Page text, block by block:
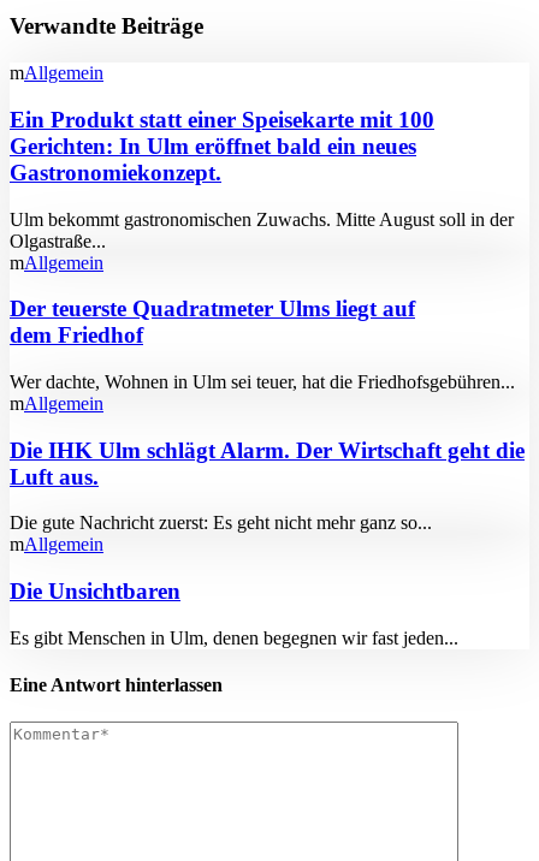
Verwandte Beiträge
Allgemein
Ein Produkt statt einer Speisekarte mit 100
Gerichten: In Ulm eröffnet bald ein neues
Gastronomiekonzept.
Ulm bekommt gastronomischen Zuwachs. Mitte August soll in der
Olgastraße...
Allgemein
Der teuerste Quadratmeter Ulms liegt auf
dem Friedhof
Wer dachte, Wohnen in Ulm sei teuer, hat die Friedhofsgebühren...
Allgemein
Die IHK Ulm schlägt Alarm. Der Wirtschaft geht die
Luft aus.
Die gute Nachricht zuerst: Es geht nicht mehr ganz so...
Allgemein
Die Unsichtbaren
Es gibt Menschen in Ulm, denen begegnen wir fast jeden...
Eine Antwort hinterlassen